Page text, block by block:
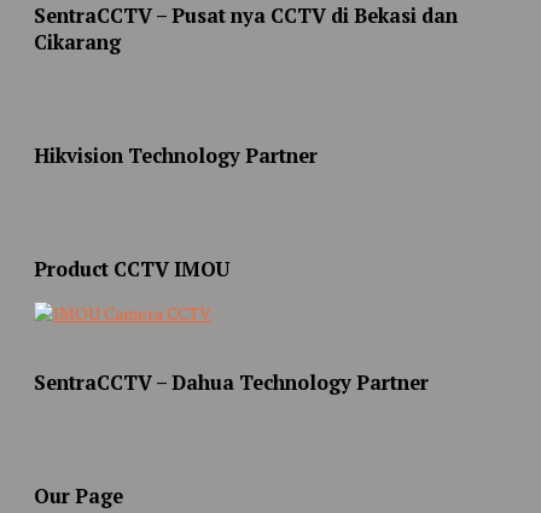
SentraCCTV – Pusat nya CCTV di Bekasi dan
Cikarang
Hikvision Technology Partner
Product CCTV IMOU
SentraCCTV – Dahua Technology Partner
Our Page